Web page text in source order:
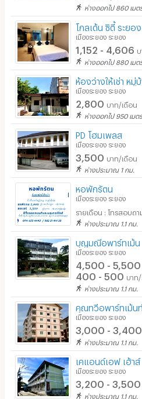
ห่างออกไป 860 เมต
โกลเด้น ซิตี้ ระยอง
เมืองระยอง ระยอง
1,152 - 4,606
ห่างออกไป 880 เมต
เมืองระยอง ระยอง
2,800 บาท/เดือน
ห่างออกไป 950 เมต
PD โฮมเพลส
เมืองระยอง ระยอง
3,500 บาท/เดือน
ห่างประมาณ 1 กม.
หอพักรัตน
เมืองระยอง ระยอง
รายเดือน : โทรสอบถา
ห่างประมาณ 1.1 กม.
บุญมณีอพาร์ทเม้น
เมืองระยอง ระยอง
4,500 - 5,500
400 - 500 บาท
ห่างประมาณ 1.1 กม.
คุณทวีอพาร์ทเม้น
เมืองระยอง ระยอง
3,000 - 3,400
ห่างประมาณ 1.1 กม.
เคแอนด์เอฟ เฮ้าส์
เมืองระยอง ระยอง
3,200 - 3,500
ห่างประมาณ 1.1 กม.